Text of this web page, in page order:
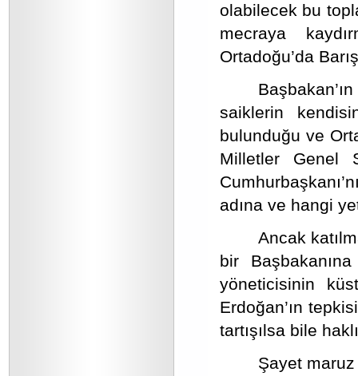
olabilecek bu
mecraya
Ortadoğu’da
saiklerin
bulunduğu ve
Milletler Genel
adına ve hangi
Ancak
bir
yöneticisinin
Erdoğan’ın
tartışılsa bile
Şayet